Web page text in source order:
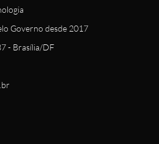
Governo desde 2017
- Brasília/DF